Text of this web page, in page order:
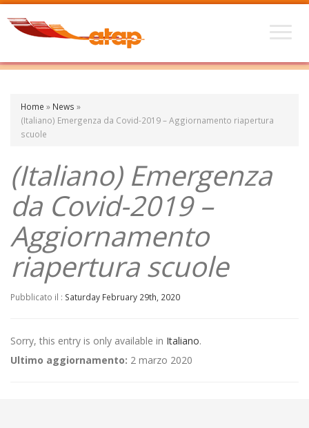
Home » News »
(Italiano) Emergenza da Covid-2019 – Aggiornamento riapertura
scuole
(Italiano) Emergenza
da Covid-2019 –
Aggiornamento
riapertura scuole
Pubblicato il : Saturday February 29th, 2020
Sorry, this entry is only available in Italiano.
Ultimo aggiornamento: 2 marzo 2020